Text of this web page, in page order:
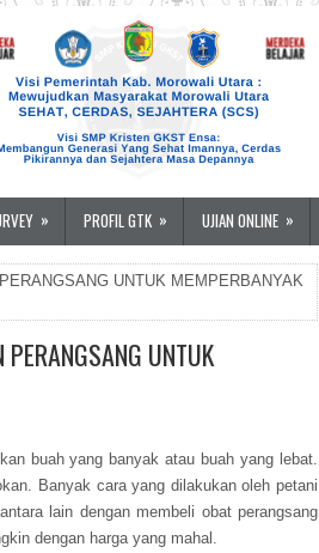
» PROFIL GTK » UJIAN ONLINE »
UNTUK MEMPERBANYAK
UNTUK
buah yang banyak atau buah yang lebat.
Banyak cara yang dilakukan oleh petani
lain dengan membeli obat perangsang
dengan harga yang mahal.